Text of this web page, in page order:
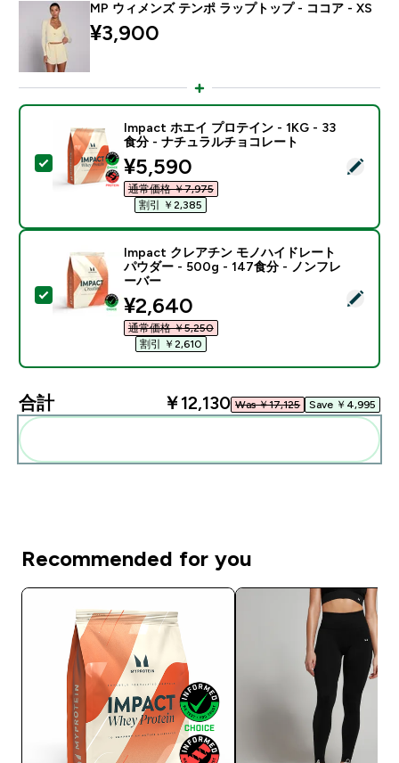
MP ウィメンズ テンポ ラップトップ - ココア - XS
¥3,900‎
この商品を選択 - Impact ホエイ プロテイン - 1KG -
Impact ホエイ プロテイン - 1KG - 33
食分 - ナチュラルチョコレート
discounted price
¥5,590‎
通常価格 ￥7,975‎
割引 ￥2,385‎
この商品を選択 - Impact クレアチン モノハイドレ
Impact クレアチン モノハイドレート
パウダー - 500g - 147食分 - ノンフレ
ーバー
discounted price
¥2,640‎
通常価格 ￥5,250‎
割引 ￥2,610‎
合計 ￥12,130‎ Was ￥17,125‎ Save ￥4,995‎
Recommended for you